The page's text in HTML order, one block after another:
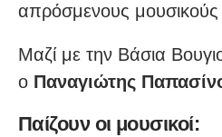
απρόσμενους μουσικούς
Μαζί με την Βάσια
ο Παναγιώτης
Παίζουν οι μουσικοί: